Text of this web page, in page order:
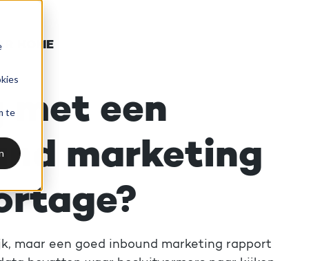
te
HOME
met een
marketing
maar een goed inbound marketing rapport